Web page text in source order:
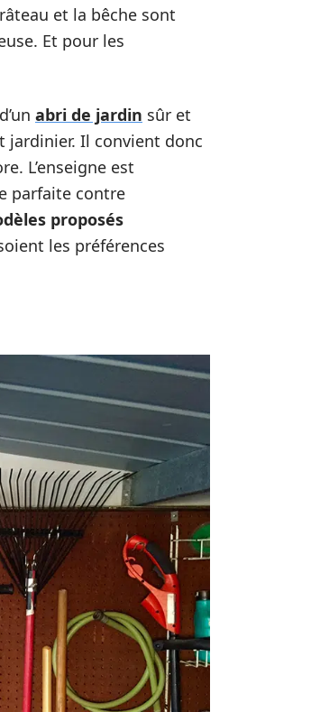
et la bêche sont
Et pour les
abri de jardin sûr et
jardinier. Il convient donc
L’enseigne est
parfaite contre
proposés
les préférences